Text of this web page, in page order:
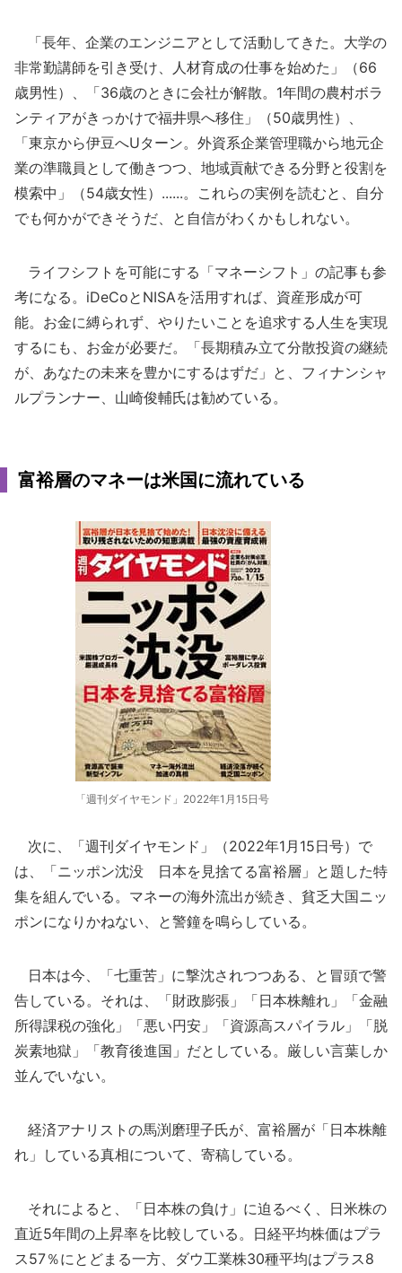
「長年、企業のエンジニアとして活動してきた。大学の
非常勤講師を引き受け、人材育成の仕事を始めた」（66
歳男性）、「36歳のときに会社が解散。1年間の農村ボラ
ンティアがきっかけで福井県へ移住」（50歳男性）、
「東京から伊豆へUターン。外資系企業管理職から地元企
業の準職員として働きつつ、地域貢献できる分野と役割を
模索中」（54歳女性）......。これらの実例を読むと、自分
でも何かができそうだ、と自信がわくかもしれない。
ライフシフトを可能にする「マネーシフト」の記事も参
考になる。iDeCoとNISAを活用すれば、資産形成が可
能。お金に縛られず、やりたいことを追求する人生を実現
するにも、お金が必要だ。「長期積み立て分散投資の継続
が、あなたの未来を豊かにするはずだ」と、フィナンシャ
ルプランナー、山崎俊輔氏は勧めている。
富裕層のマネーは米国に流れている
「週刊ダイヤモンド」2022年1月15日号
次に、「週刊ダイヤモンド」（2022年1月15日号）で
は、「ニッポン沈没 日本を見捨てる富裕層」と題した特
集を組んでいる。マネーの海外流出が続き、貧乏大国ニッ
ポンになりかねない、と警鐘を鳴らしている。
日本は今、「七重苦」に撃沈されつつある、と冒頭で警
告している。それは、「財政膨張」「日本株離れ」「金融
所得課税の強化」「悪い円安」「資源高スパイラル」「脱
炭素地獄」「教育後進国」だとしている。厳しい言葉しか
並んでいない。
経済アナリストの馬渕磨理子氏が、富裕層が「日本株離
れ」している真相について、寄稿している。
それによると、「日本株の負け」に迫るべく、日米株の
直近5年間の上昇率を比較している。日経平均株価はプラ
ス57％にとどまる一方、ダウ工業株30種平均はプラス8